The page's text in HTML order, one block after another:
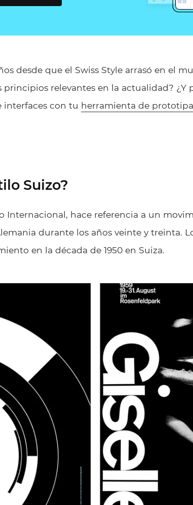
desde que el Swiss Style arrasó en el
principios relevantes en la actualidad? ¿Y
interfaces con tu herramienta de
Suizo?
Internacional, hace referencia a un
durante los años veinte y treinta.
en la década de 1950 en Suiza.